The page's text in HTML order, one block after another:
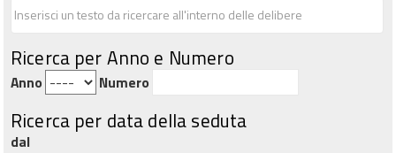
Ricerca per Anno e Numero
Anno Numero
Ricerca per data della seduta
dal